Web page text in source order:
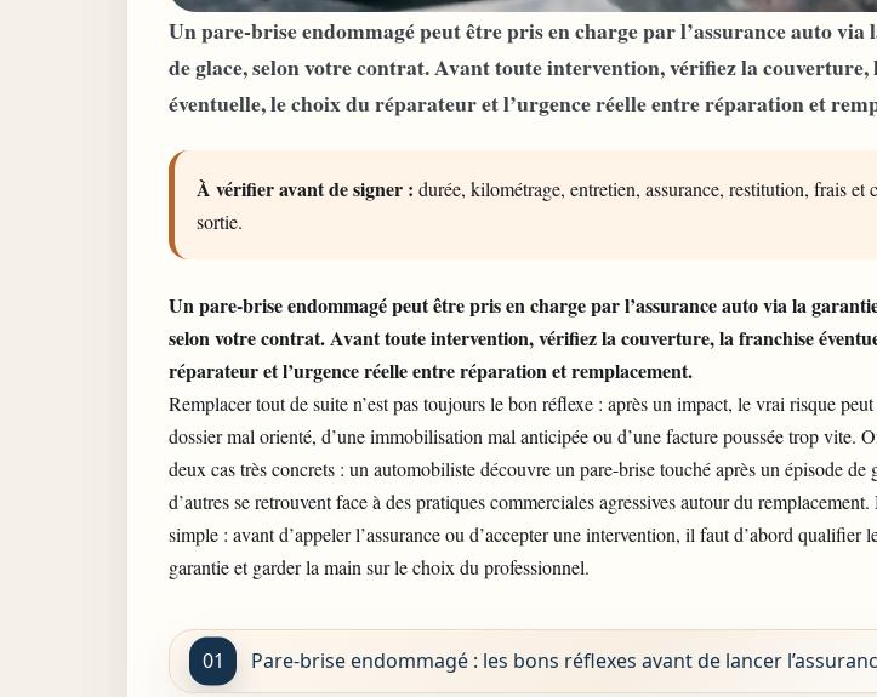
Un pare-brise endommagé peut être pris en charge par l’assurance auto
de glace, selon votre contrat. Avant toute intervention, vérifiez la
éventuelle, le choix du réparateur et l’urgence réelle entre réparation et
À vérifier avant de signer : durée, kilométrage, entretien, assurance, restitution, frais et
sortie.
Un pare-brise endommagé peut être pris en charge par l’assurance auto via la
selon votre contrat. Avant toute intervention, vérifiez la couverture, la franchise
réparateur et l’urgence réelle entre réparation et remplacement.
Remplacer tout de suite n’est pas toujours le bon réflexe : après un impact, le vrai risque peut
dossier mal orienté, d’une immobilisation mal anticipée ou d’une facture poussée trop vite.
deux cas très concrets : un automobiliste découvre un pare-brise touché après un épisode de
d’autres se retrouvent face à des pratiques commerciales agressives autour du
simple : avant d’appeler l’assurance ou d’accepter une intervention, il faut d’abord qualifier
garantie et garder la main sur le choix du professionnel.
Pare-brise endommagé : les bons réflexes avant de lancer